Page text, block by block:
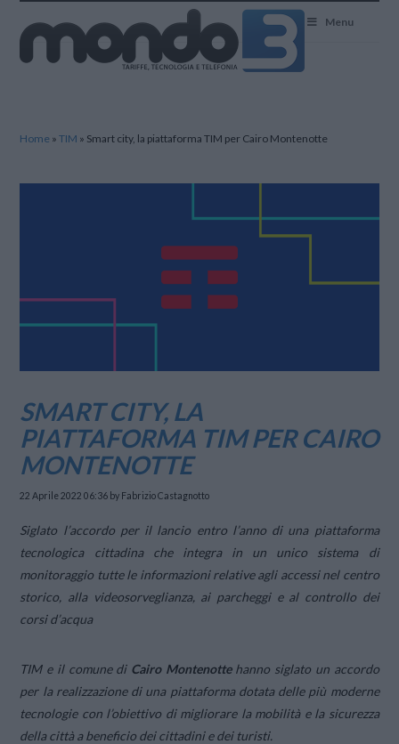
Menu
Home »TIM » Smart city, la piattaforma TIM per Cairo Montenotte
SMART CITY, LA
PIATTAFORMA TIM PER CAIRO
MONTENOTTE
22 Aprile 2022 06:36 by Fabrizio Castagnotto
Siglato l’accordo per il lancio entro l’anno di una piattaforma
tecnologica cittadina che integra in un unico sistema di
monitoraggio tutte le informazioni relative agli accessi nel centro
storico, alla videosorveglianza, ai parcheggi e al controllo dei
corsi d’acqua
TIM e il comune di Cairo Montenottehanno siglato un accordo
per la realizzazione di una piattaforma dotata delle più moderne
tecnologie con l’obiettivo di migliorare la mobilità e la sicurezza
della città a beneficio dei cittadini e dei turisti.